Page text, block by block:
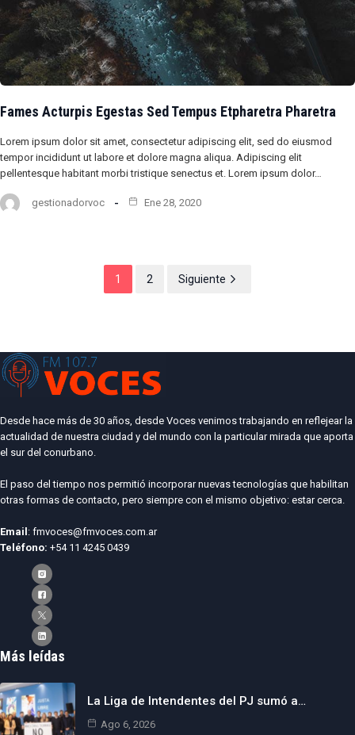
Fames Acturpis Egestas Sed Tempus Etpharetra Pharetra
Lorem ipsum dolor sit amet, consectetur adipiscing elit, sed do eiusmod
tempor incididunt ut labore et dolore magna aliqua. Adipiscing elit
pellentesque habitant morbi tristique senectus et. Lorem ipsum dolor…
gestionadorvoc Ene 28, 2020
1 2 Siguiente
Desde hace más de 30 años, desde Voces venimos trabajando en reflejear la
actualidad de nuestra ciudad y del mundo con la particular mirada que aporta
el sur del conurbano.
El paso del tiempo nos permitió incorporar nuevas tecnologías que habilitan
otras formas de contacto, pero siempre con el mismo objetivo: estar cerca.
Email : fmvoces@fmvoces.com.ar
Teléfono: +54 11 4245 0439
Más leídas
La Liga de Intendentes del PJ sumó a…
Ago 6, 2026